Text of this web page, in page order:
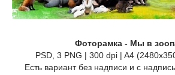
Фоторамка - Мы в
PSD, 3 PNG | 300 dpi | A4
Есть вариант без надписи и с